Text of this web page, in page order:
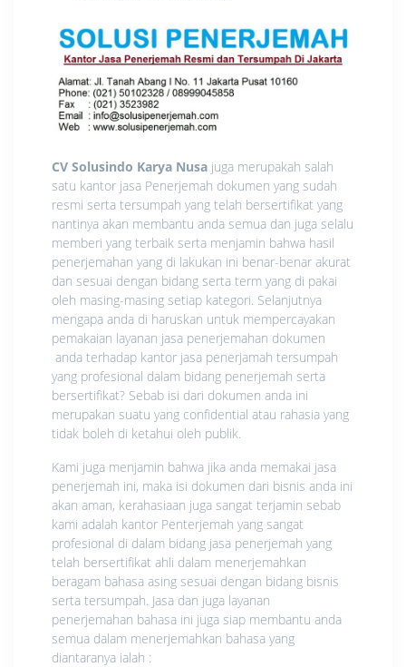
CV Solusindo Karya Nusa juga merupakah salah
satu kantor jasa Penerjemah dokumen yang sudah
resmi serta tersumpah yang telah bersertifikat yang
nantinya akan membantu anda semua dan juga selalu
memberi yang terbaik serta menjamin bahwa hasil
penerjemahan yang di lakukan ini benar-benar akurat
dan sesuai dengan bidang serta term yang di pakai
oleh masing-masing setiap kategori. Selanjutnya
mengapa anda di haruskan untuk mempercayakan
pemakaian layanan jasa penerjemahan dokumen
anda terhadap kantor jasa penerjamah tersumpah
yang profesional dalam bidang penerjemah serta
bersertifikat? Sebab isi dari dokumen anda ini
merupakan suatu yang confidential atau rahasia yang
tidak boleh di ketahui oleh publik.
Kami juga menjamin bahwa jika anda memakai jasa
penerjemah ini, maka isi dokumen dari bisnis anda ini
akan aman, kerahasiaan juga sangat terjamin sebab
kami adalah kantor Penterjemah yang sangat
profesional di dalam bidang jasa penerjemah yang
telah bersertifikat ahli dalam menerjemahkan
beragam bahasa asing sesuai dengan bidang bisnis
serta tersumpah. Jasa dan juga layanan
penerjemahan bahasa ini juga siap membantu anda
semua dalam menerjemahkan bahasa yang
diantaranya ialah :